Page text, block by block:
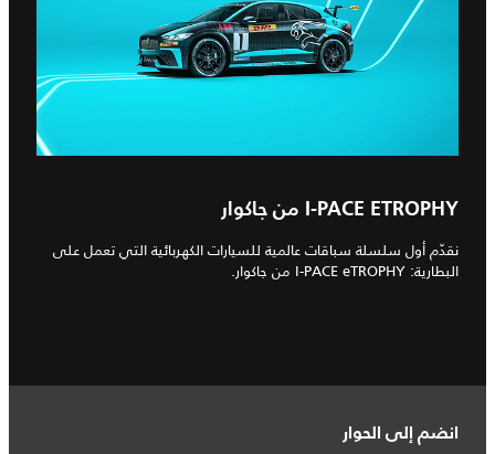
I‑PACE ETROPHY من جاكوار
نقدّم أول سلسلة سباقات عالمية للسيارات الكهربائية التي تعمل على
البطارية: I‑PACE eTROPHY من جاكوار.
انضم إلى الحوار